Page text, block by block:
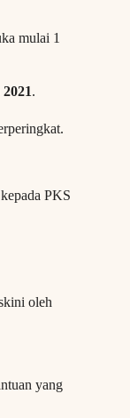
mulai 1
.
PKS
oleh
yang